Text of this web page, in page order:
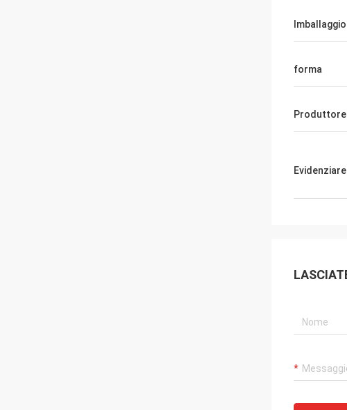
Imballaggio
forma
Produttore
Evidenziare